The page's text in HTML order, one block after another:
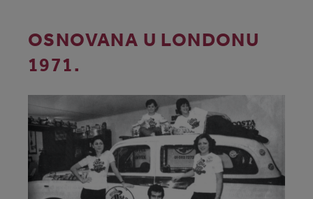
OSNOVANA U LONDONU
1971.